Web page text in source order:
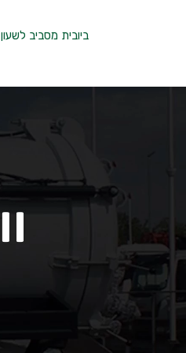
ביובית מסביב לשעון